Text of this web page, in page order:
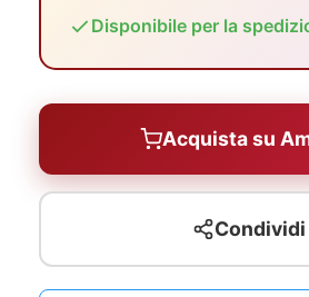
Disponibile per la
Acquista su
Condividi